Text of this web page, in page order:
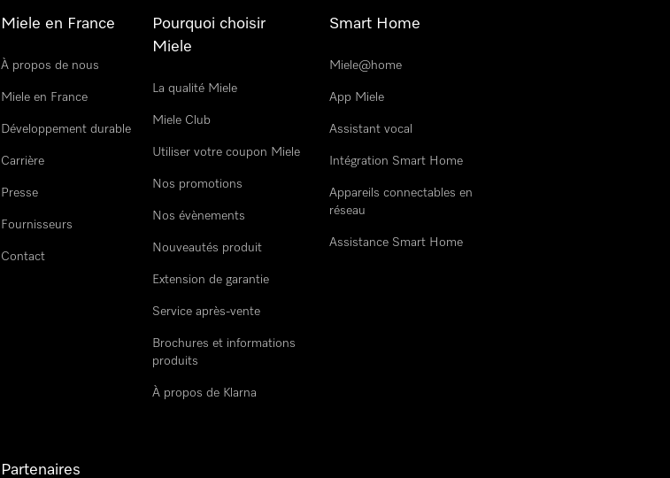
Miele en France
À propos de nous
Miele en France
Développement durable
Carrière
Presse
Fournisseurs
Contact
Pourquoi choisir
Miele
La qualité Miele
Miele Club
Utiliser votre coupon Miele
Nos promotions
Nos évènements
Nouveautés produit
Extension de garantie
Service après-vente
Brochures et informations
produits
À propos de Klarna
Smart Home
Miele@home
App Miele
Assistant vocal
Intégration Smart Home
Appareils connectables en
réseau
Assistance Smart Home
Partenaires